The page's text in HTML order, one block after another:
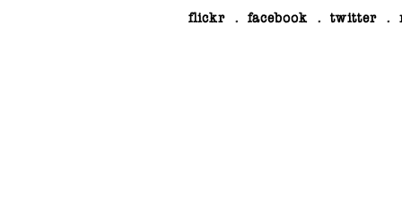
flickr . facebook . twitter .